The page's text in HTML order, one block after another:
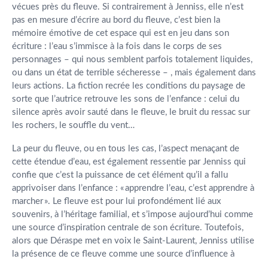
vécues près du fleuve. Si contrairement à Jenniss, elle n’est
pas en mesure d’écrire au bord du fleuve, c’est bien la
mémoire émotive de cet espace qui est en jeu dans son
écriture : l’eau s’immisce à la fois dans le corps de ses
personnages – qui nous semblent parfois totalement liquides,
ou dans un état de terrible sécheresse – , mais également dans
leurs actions. La fiction recrée les conditions du paysage de
sorte que l’autrice retrouve les sons de l’enfance : celui du
silence après avoir sauté dans le fleuve, le bruit du ressac sur
les rochers, le souffle du vent…
La peur du fleuve, ou en tous les cas, l’aspect menaçant de
cette étendue d’eau, est également ressentie par Jenniss qui
confie que c’est la puissance de cet élément qu’il a fallu
apprivoiser dans l’enfance : « apprendre l’eau, c’est apprendre à
marcher ». Le fleuve est pour lui profondément lié aux
souvenirs, à l’héritage familial, et s’impose aujourd’hui comme
une source d’inspiration centrale de son écriture. Toutefois,
alors que Déraspe met en voix le Saint-Laurent, Jenniss utilise
la présence de ce fleuve comme une source d’influence à